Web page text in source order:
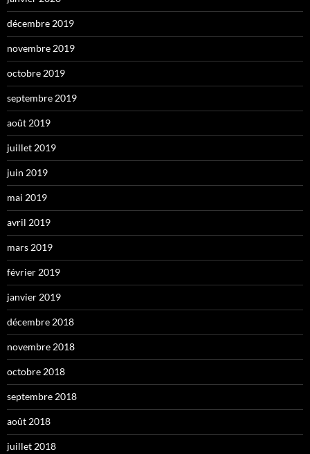
décembre 2019
novembre 2019
octobre 2019
septembre 2019
août 2019
juillet 2019
juin 2019
mai 2019
avril 2019
mars 2019
février 2019
janvier 2019
décembre 2018
novembre 2018
octobre 2018
septembre 2018
août 2018
juillet 2018